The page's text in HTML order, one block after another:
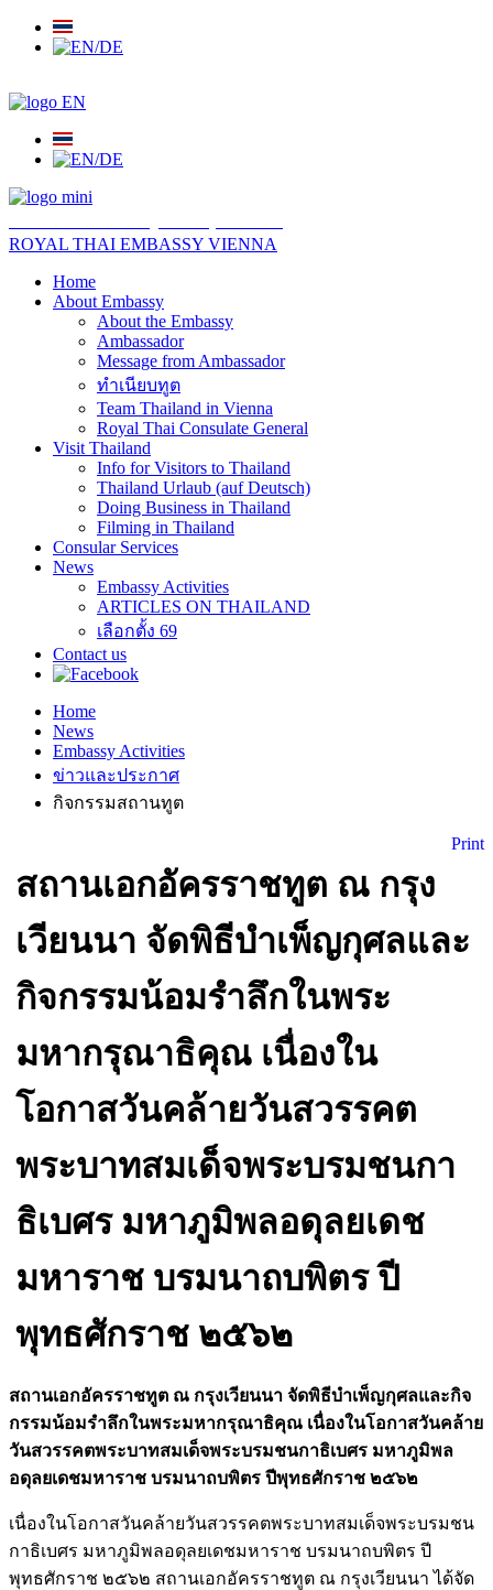
ROYAL THAI EMBASSY VIENNA
Home
About Embassy
About the Embassy
Ambassador
Message from Ambassador
ทำเนียบทูต
Team Thailand in Vienna
Royal Thai Consulate General
Visit Thailand
Info for Visitors to Thailand
Thailand Urlaub (auf Deutsch)
Doing Business in Thailand
Filming in Thailand
Consular Services
News
Embassy Activities
ARTICLES ON THAILAND
เลือกตั้ง 69
Contact us
Home
News
Embassy Activities
ข่าวและประกาศ
กิจกรรมสถานทูต
Print
สถานเอกอัครราชทูต ณ กรุง
เวียนนา จัดพิธีบำเพ็ญกุศลและ
กิจกรรมน้อมรำลึกในพระ
มหากรุณาธิคุณ เนื่องใน
โอกาสวันคล้ายวันสวรรคต
พระบาทสมเด็จพระบรมชนกา
ธิเบศร มหาภูมิพลอดุลยเดช
มหาราช บรมนาถบพิตร ปี
พุทธศักราช ๒๕๖๒
สถานเอกอัครราชทูต ณ กรุงเวียนนา จัดพิธีบำเพ็ญกุศลและกิจ
กรรมน้อมรำลึกในพระมหากรุณาธิคุณ เนื่องในโอกาสวันคล้าย
วันสวรรคตพระบาทสมเด็จพระบรมชนกาธิเบศร มหาภูมิพล
อดุลยเดชมหาราช บรมนาถบพิตร ปีพุทธศักราช ๒๕๖๒
เนื่องในโอกาสวันคล้ายวันสวรรคตพระบาทสมเด็จพระบรมชน
กาธิเบศร มหาภูมิพลอดุลยเดชมหาราช บรมนาถบพิตร ปี
พุทธศักราช ๒๕๖๒ สถานเอกอัครราชทูต ณ กรุงเวียนนา ได้จัด